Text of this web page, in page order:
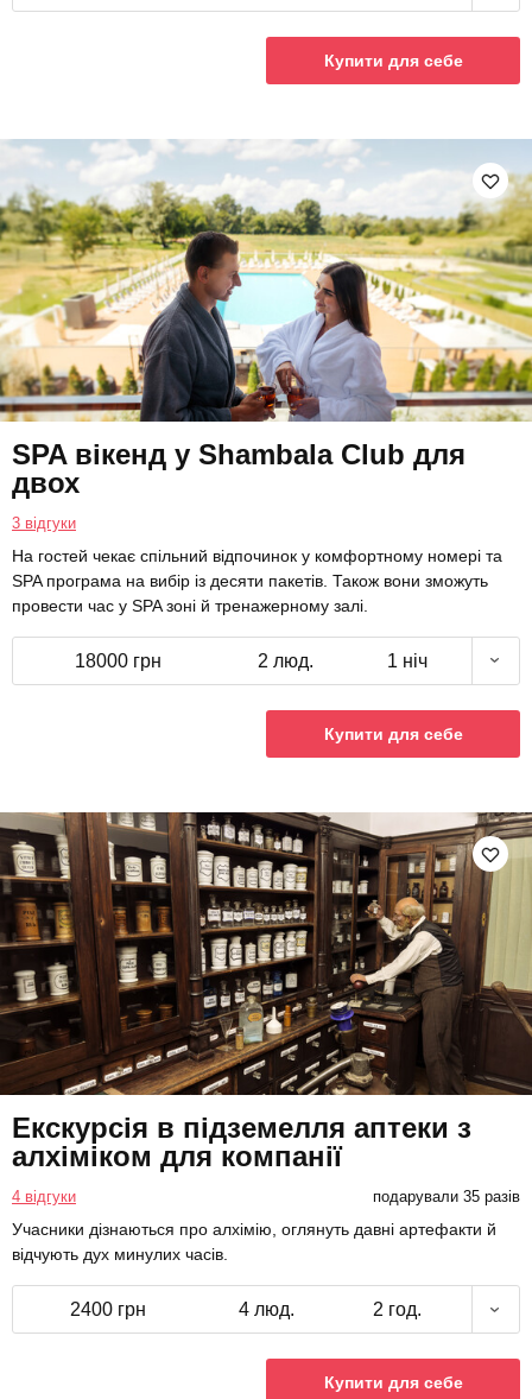
Купити для себе
SPA вікенд у Shambala Club для
двох
3 відгуки
На гостей чекає спільний відпочинок у комфортному номері та
SPA програма на вибір із десяти пакетів. Також вони зможуть
провести час у SPA зоні й тренажерному залі.
18000 грн 2 люд. 1 ніч
Купити для себе
Екскурсія в підземелля аптеки з
алхіміком для компанії
4 відгуки подарували 35 разів
Учасники дізнаються про алхімію, оглянуть давні артефакти й
відчують дух минулих часів.
2400 грн 4 люд. 2 год.
Купити для себе